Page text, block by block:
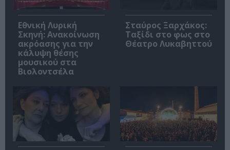
Εθνική Λυρική
Σκηνή: Ανακοίνωση
ακρόασης για την
κάλυψη θέσης
μουσικού στα
Βιολοντσέλα
Σταύρος Ξαρχάκος:
Ταξίδι στο φως στο
Θέατρο Λυκαβηττού